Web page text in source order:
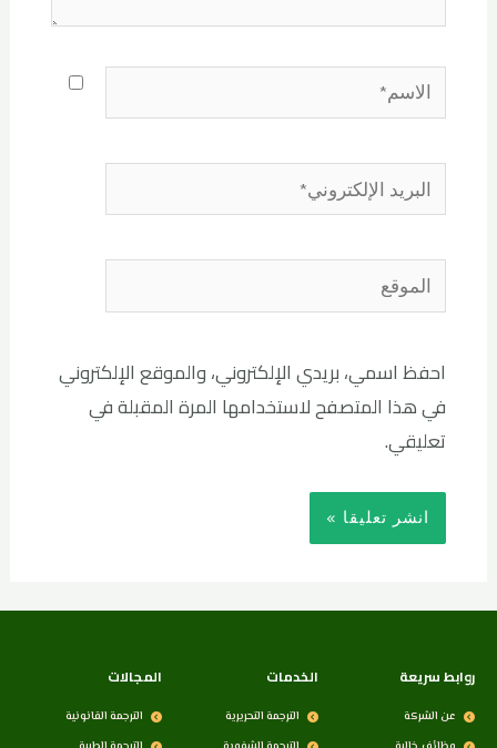
احفظ اسمي، بريدي الإلكتروني، والموقع الإلكتروني
في هذا المتصفح لاستخدامها المرة المقبلة في
تعليقي.
المجالات
الترجمة القانونية
الخدمات
الترجمة التحريرية
روابط سريعة
عن الشركة